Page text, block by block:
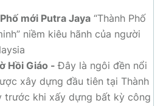
mới Putra Jaya “Thành Phố
niềm kiêu hãnh của người
Hồi Giáo -Đây là ngôi đền nổi
xây dựng đầu tiên tại Thành
trước khi xấy dựng bất kỳ công